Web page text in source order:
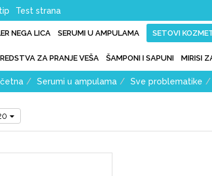
Test strana
NEGA LICA SERUMI U AMPULAMA SETOVI
ZA PRANJE VEŠA ŠAMPONI I SAPUNI MIRISI
Serumi u ampulama Sve problematike